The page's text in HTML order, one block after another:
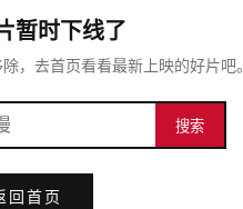
暂时下线了
，去首页看看最新上映的好片吧。
搜索
回首页